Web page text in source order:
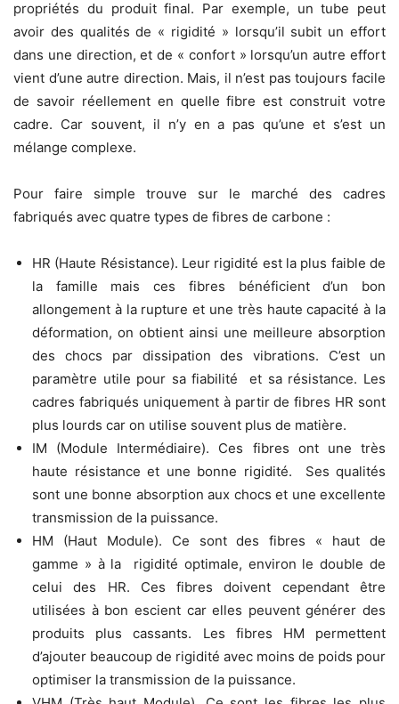
propriétés du produit final. Par exemple, un tube peut
avoir des qualités de « rigidité » lorsqu’il subit un effort
dans une direction, et de « confort » lorsqu’un autre effort
vient d’une autre direction. Mais, il n’est pas toujours facile
de savoir réellement en quelle fibre est construit votre
cadre. Car souvent, il n’y en a pas qu’une et s’est un
mélange complexe.
Pour faire simple trouve sur le marché des cadres
fabriqués avec quatre types de fibres de carbone :
HR (Haute Résistance). Leur rigidité est la plus faible de
la famille mais ces fibres bénéficient d’un bon
allongement à la rupture et une très haute capacité à la
déformation, on obtient ainsi une meilleure absorption
des chocs par dissipation des vibrations. C’est un
paramètre utile pour sa fiabilité et sa résistance. Les
cadres fabriqués uniquement à partir de fibres HR sont
plus lourds car on utilise souvent plus de matière.
IM (Module Intermédiaire). Ces fibres ont une très
haute résistance et une bonne rigidité. Ses qualités
sont une bonne absorption aux chocs et une excellente
transmission de la puissance.
HM (Haut Module). Ce sont des fibres « haut de
gamme » à la rigidité optimale, environ le double de
celui des HR. Ces fibres doivent cependant être
utilisées à bon escient car elles peuvent générer des
produits plus cassants. Les fibres HM permettent
d’ajouter beaucoup de rigidité avec moins de poids pour
optimiser la transmission de la puissance.